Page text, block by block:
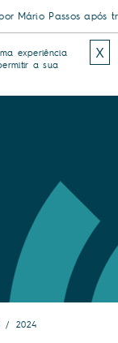
Mário Passos após
experiência
a sua
X
2024